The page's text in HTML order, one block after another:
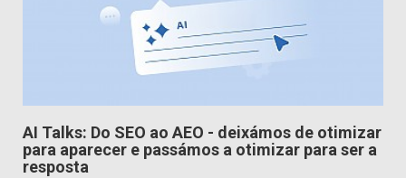
AI Talks: Do SEO ao AEO - deixámos de otimizar
para aparecer e passámos a otimizar para ser a
resposta